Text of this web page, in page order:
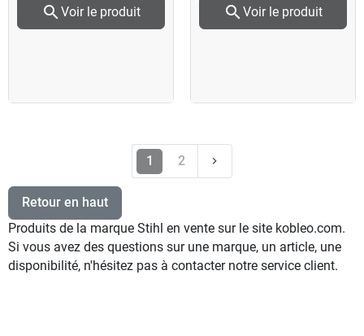
search Voir le produit search Voir le produit
1 2 keyboard_arrow_right
Retour en haut
Produits de la marque Stihl en vente sur le site kobleo.com.
Si vous avez des questions sur une marque, un article, une
disponibilité, n'hésitez pas à contacter notre service client.